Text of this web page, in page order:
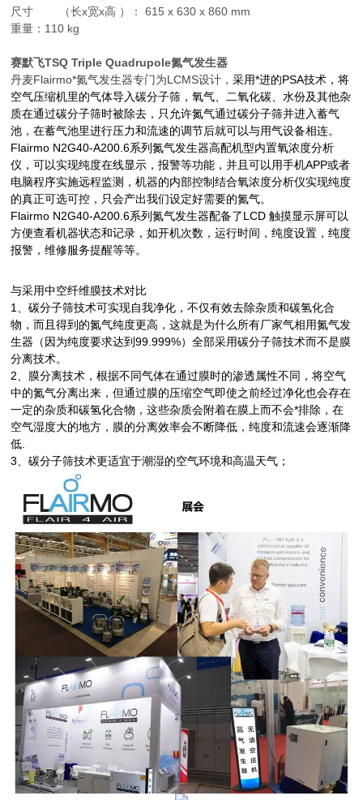
尺寸 （长x宽x高 ）： 615 x 630 x 860 mm
重量：110 kg
赛默飞TSQ Triple Quadrupole氮气发生器
丹麦Flairmo*氮气发生器专门为LCMS设计，采用*进的PSA技术，将
空气压缩机里的气体导入碳分子筛，氧气、二氧化碳、水份及其他杂
质在通过碳分子筛时被除去，只允许氮气通过碳分子筛并进入蓄气
池，在蓄气池里进行压力和流速的调节后就可以与用气设备相连。
Flairmo N2G40-A200.6系列氮气发生器高配机型内置氧浓度分析
仪，可以实现纯度在线显示，报警等功能，并且可以用手机APP或者
电脑程序实施远程监测，机器的内部控制结合氧浓度分析仪实现纯度
的真正可选可控，只会产出我们设定好需要的氮气。
Flairmo N2G40-A200.6系列氮气发生器配备了LCD触摸显示屏可以
方便查看机器状态和记录，如开机次数，运行时间，纯度设置，纯度
报警，维修服务提醒等等。
与采用中空纤维膜技术对比
1、碳分子筛技术可实现自我净化，不仅有效去除杂质和碳氢化合
物，而且得到的氮气纯度更高，这就是为什么所有厂家气相用氮气发
生器（因为纯度要求达到99.999%）全部采用碳分子筛技术而不是膜
分离技术。
2、膜分离技术，根据不同气体在通过膜时的渗透属性不同，将空气
中的氮气分离出来，但通过膜的压缩空气即使之前经过净化也会存在
一定的杂质和碳氢化合物，这些杂质会附着在膜上而不会*排除，在
空气湿度大的地方，膜的分离效率会不断降低，纯度和流速会逐渐降
低.
3、碳分子筛技术更适宜于潮湿的空气环境和高温天气；